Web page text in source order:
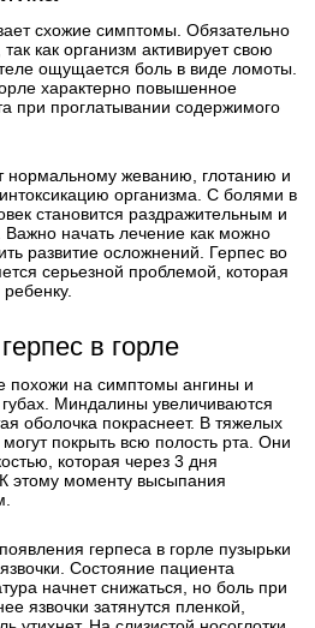
схожие симптомы. Обязательно
как организм активирует свою
ощущается боль в виде ломоты.
характерно повышенное
при проглатывании содержимого
нормальному жеванию, глотанию и
организма. С болями в
становится раздражительным и
Важно начать лечение как можно
развитие осложнений. Герпес во
серьезной проблемой, которая
в горле
похожи на симптомы ангины и
Миндалины увеличиваются
оболочка покраснеет. В тяжелых
покрыть всю полость рта. Они
которая через 3 дня
этому моменту высыпания
герпеса в горле пузырьки
Состояние пациента
начнет снижаться, но боль при
язвочки затянутся пленкой,